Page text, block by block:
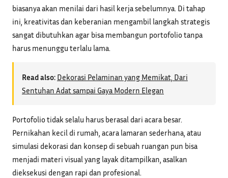
biasanya akan menilai dari hasil kerja sebelumnya. Di tahap
ini, kreativitas dan keberanian mengambil langkah strategis
sangat dibutuhkan agar bisa membangun portofolio tanpa
harus menunggu terlalu lama.
Read also: Dekorasi Pelaminan yang Memikat, Dari
Sentuhan Adat sampai Gaya Modern Elegan
Portofolio tidak selalu harus berasal dari acara besar.
Pernikahan kecil di rumah, acara lamaran sederhana, atau
simulasi dekorasi dan konsep di sebuah ruangan pun bisa
menjadi materi visual yang layak ditampilkan, asalkan
dieksekusi dengan rapi dan profesional.